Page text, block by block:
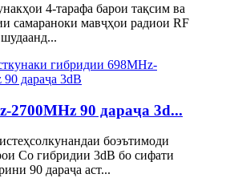
4-тарафа барои тақсим ва
самараноки мавҷҳои радиои RF
2700MHz 90 дараҷа 3d...
боэътимоди
Co гибридии 3dB бо сифати
90 дараҷа аст...